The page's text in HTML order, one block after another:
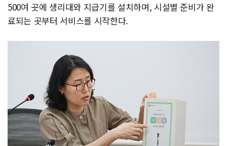
500여 곳에 생리대와 지급기를 설치하며, 시설별 준비가 완
료되는 곳부터 서비스를 시작한다.